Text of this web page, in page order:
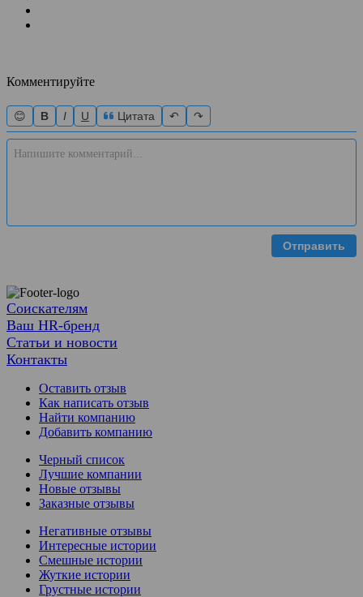
Комментируйте
😊 B I U Цитата ↶ ↷
Отправить
Соискателям
Ваш HR-бренд
Статьи и новости
Контакты
Оставить отзыв
Как написать отзыв
Найти компанию
Добавить компанию
Черный список
Лучшие компании
Новые отзывы
Заказные отзывы
Негативные отзывы
Интересные истории
Смешные истории
Жуткие истории
Грустные истории